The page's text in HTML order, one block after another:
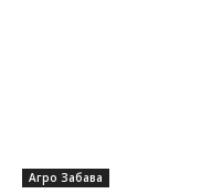
Агро Забава